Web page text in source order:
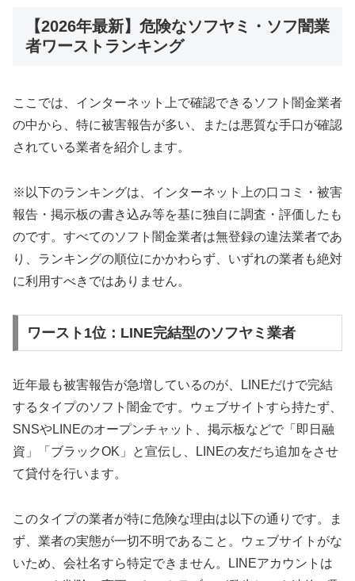
【2026年最新】危険なソフヤミ・ソフ闇業
者ワーストランキング
ここでは、インターネット上で確認できるソフト闇金業者
の中から、特に被害報告が多い、または悪質な手口が確認
されている業者を紹介します。
※以下のランキングは、インターネット上の口コミ・被害
報告・掲示板の書き込み等を基に独自に調査・評価したも
のです。すべてのソフト闇金業者は無登録の違法業者であ
り、ランキングの順位にかかわらず、いずれの業者も絶対
に利用すべきではありません。
ワースト1位：LINE完結型のソフヤミ業者
近年最も被害報告が急増しているのが、LINEだけで完結
するタイプのソフト闇金です。ウェブサイトすら持たず、
SNSやLINEのオープンチャット、掲示板などで「即日融
資」「ブラックOK」と宣伝し、LINEの友だち追加をさせ
て貸付を行います。
このタイプの業者が特に危険な理由は以下の通りです。ま
ず、業者の実態が一切不明であること。ウェブサイトがな
いため、会社名すら特定できません。LINEアカウントは